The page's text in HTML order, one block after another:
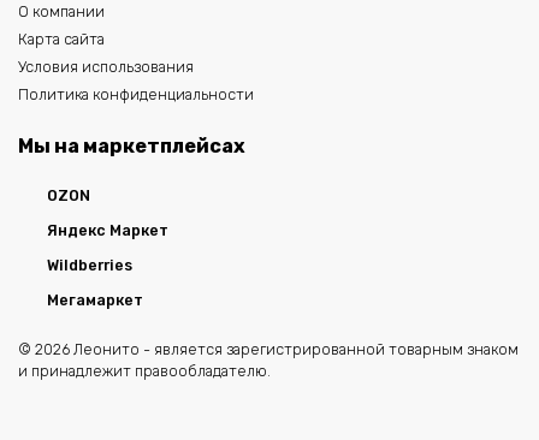
О компании
Карта сайта
Условия использования
Политика конфиденциальности
Мы на маркетплейсах
OZON
Яндекс Маркет
Wildberries
Мегамаркет
© 2026 Леонито - является зарегистрированной товарным знаком
и принадлежит правообладателю.